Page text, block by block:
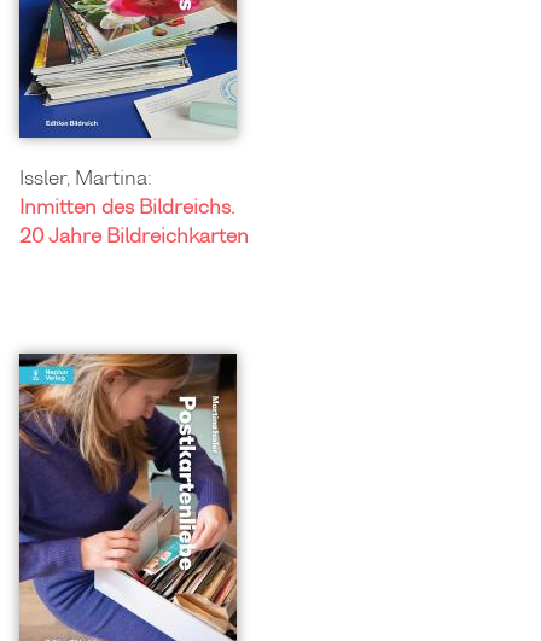
Issler, Martina:
Inmitten des Bildreichs.
20 Jahre Bildreichkarten